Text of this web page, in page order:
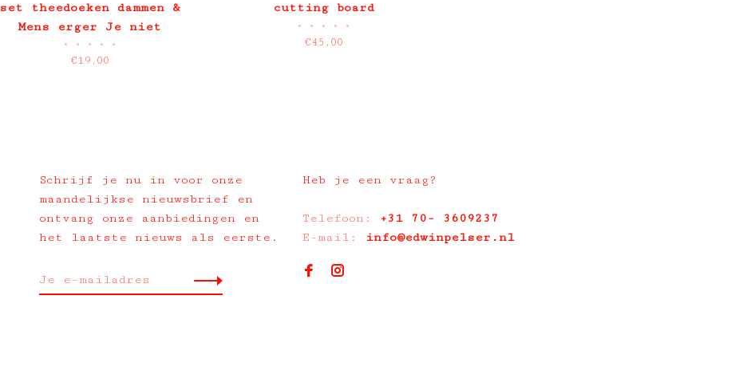
set theedoeken dammen &
Mens erger Je niet
• • • • •
€19,00
cutting board
• • • • •
€45,00
Schrijf je nu in voor onze
maandelijkse nieuwsbrief en
ontvang onze aanbiedingen en
het laatste nieuws als eerste.
Heb je een vraag?
Telefoon: +31 70- 3609237
E-mail:
info@edwinpelser.nl